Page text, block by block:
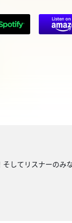
してリスナーのみ